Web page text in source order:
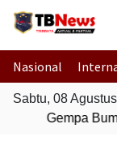
Nasional
Sabtu, 08
Gempa